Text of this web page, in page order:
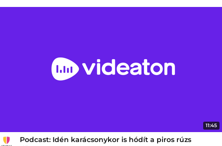
11:45
Podcast: Idén karácsonykor is hódít a piros rúzs